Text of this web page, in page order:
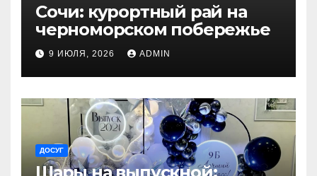
Сочи: курортный рай на
черноморском побережье
9 ИЮЛЯ, 2026 ADMIN
ДОСУГ
Шары на выпускной: